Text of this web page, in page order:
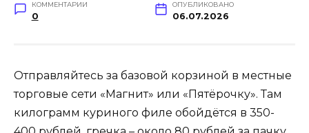
КОММЕНТАРИИ
0
ОПУБЛИКОВАНО
06.07.2026
Отправляйтесь за базовой корзиной в местные
торговые сети «Магнит» или «Пятёрочку». Там
килограмм куриного филе обойдётся в 350-